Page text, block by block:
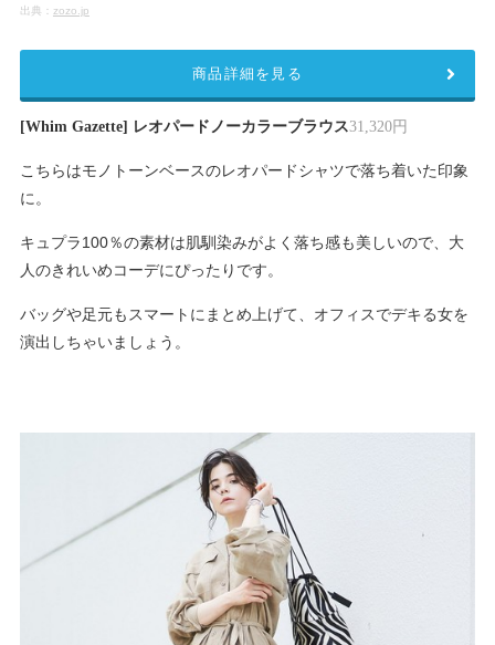
出典： zozo.jp
[Whim Gazette] レオパードノーカラーブラウス31,320円
こちらはモノトーンベースのレオパードシャツで落ち着いた印象
に。
キュプラ100％の素材は肌馴染みがよく落ち感も美しいので、大
人のきれいめコーデにぴったりです。
バッグや足元もスマートにまとめ上げて、オフィスでデキる女を
演出しちゃいましょう。
商品詳細を見る